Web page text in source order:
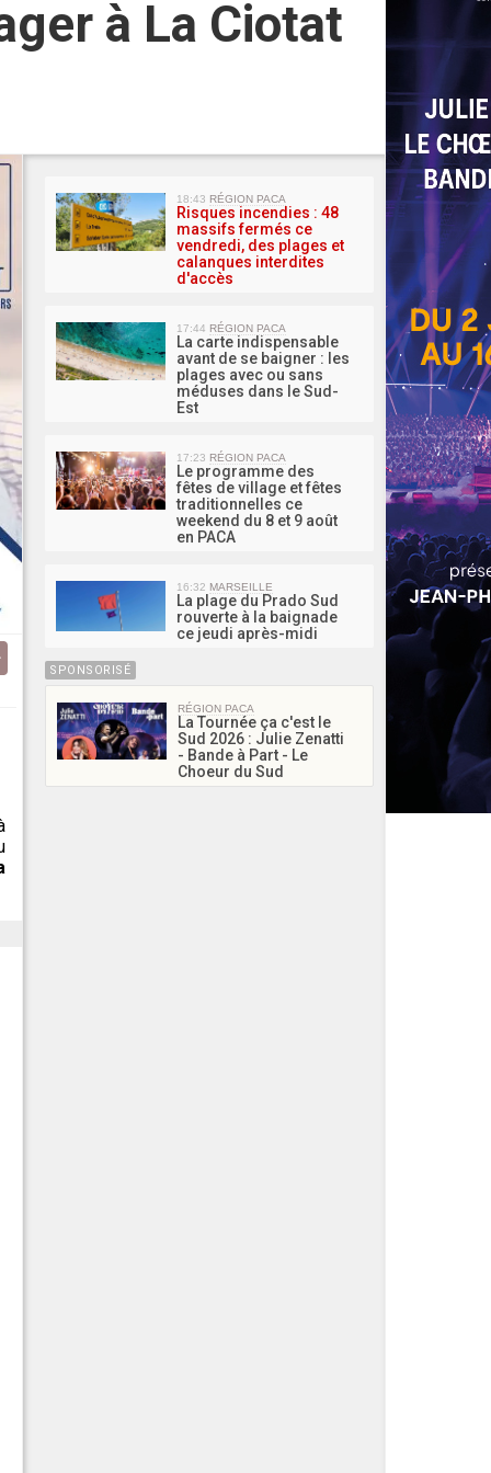
à La Ciotat
MA
18:43 RÉGION PACA
Risques incendies : 48
massifs fermés ce
vendredi, des plages et
calanques interdites
d'accès
17:44 RÉGION PACA
La carte indispensable
avant de se baigner : les
plages avec ou sans
méduses dans le Sud-
Est
17:23 RÉGION PACA
Le programme des
fêtes de village et fêtes
traditionnelles ce
weekend du 8 et 9 août
en PACA
16:32 MARSEILLE
La plage du Prado Sud
rouverte à la baignade
ce jeudi après-midi
SPONSORISÉ
RÉGION PACA
La Tournée ça c'est le
Sud 2026 : Julie Zenatti
- Bande à Part - Le
Choeur du Sud